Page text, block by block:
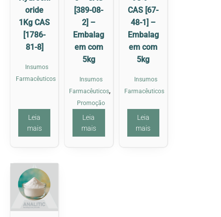
oride
1Kg CAS
[1786-
81-8]
Insumos
Farmacêuticos
Leia
mais
[389-08-
2] –
Embalag
em com
5kg
Insumos
Farmacêuticos,
Promoção
Leia
mais
CAS [67-
48-1] –
Embalag
em com
5kg
Insumos
Farmacêuticos
Leia
mais